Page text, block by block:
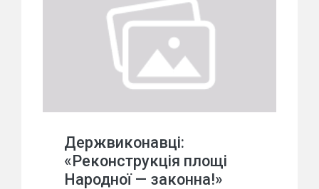
Держвиконавці:
«Реконструкція площі
Народної — законна!»